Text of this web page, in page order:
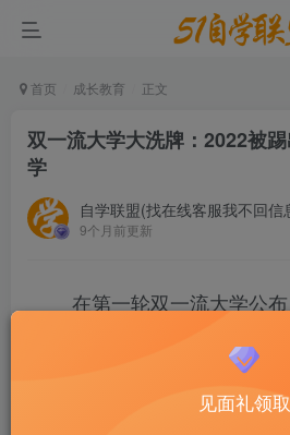
首页 成长教育 正文
双一流大学大洗牌：2022被
学
自学联盟(找在线客服我不回信
9个月前更新
在第一轮双一流大学公布
第二轮双一流大学名单终于
名单将双一流大学进行了大洗
化，那么在新的双一流大学中
见面礼领取